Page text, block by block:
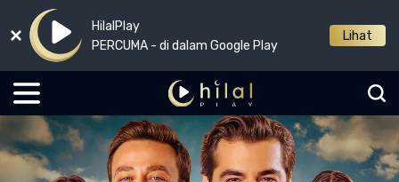
HilalPlay
PERCUMA - di dalam Google Play
Lihat